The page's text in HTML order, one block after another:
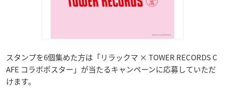
スタンプを6個集めた方は「リラックマ × TOWER RECORDS C
AFE コラボポスター」が当たるキャンペーンに応募していただ
けます。